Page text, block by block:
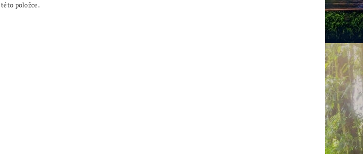
položce.